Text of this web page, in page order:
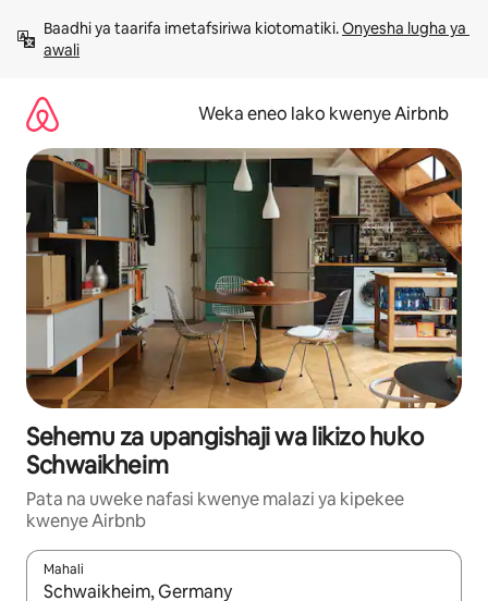
kwenda
kwenye
Baadhi ya taarifa imetafsiriwa kiotomatiki. Onyesha lugha ya
awali
Weka eneo lako kwenye Airbnb
Sehemu za upangishaji wa likizo huko
Schwaikheim
Pata na uweke nafasi kwenye malazi ya kipekee
kwenye Airbnb
Mahali
Wakati matokeo yanapatikana, vinjari kwa kutumia vitufe vya